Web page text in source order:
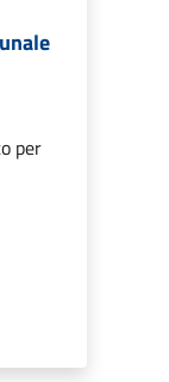
per